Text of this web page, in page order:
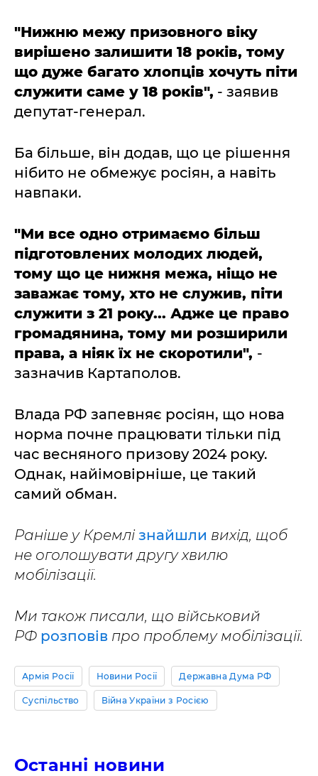
"Нижню межу призовного віку
вирішено залишити 18 років, тому
що дуже багато хлопців хочуть піти
служити саме у 18 років", - заявив
депутат-генерал.
Ба більше, він додав, що це рішення
нібито не обмежує росіян, а навіть
навпаки.
"Ми все одно отримаємо більш
підготовлених молодих людей,
тому що це нижня межа, ніщо не
заважає тому, хто не служив, піти
служити з 21 року... Адже це право
громадянина, тому ми розширили
права, а ніяк їх не скоротили", -
зазначив Картаполов.
Влада РФ запевняє росіян, що нова
норма почне працювати тільки під
час весняного призову 2024 року.
Однак, найімовірніше, це такий
самий обман.
Раніше у Кремлі знайшли вихід, щоб
не оголошувати другу хвилю
мобілізації.
Ми також писали, що військовий
РФ розповів про проблему мобілізації.
Армія Росії Новини Росії Державна Дума РФ
Суспільство Війна України з Росією
Останні новини